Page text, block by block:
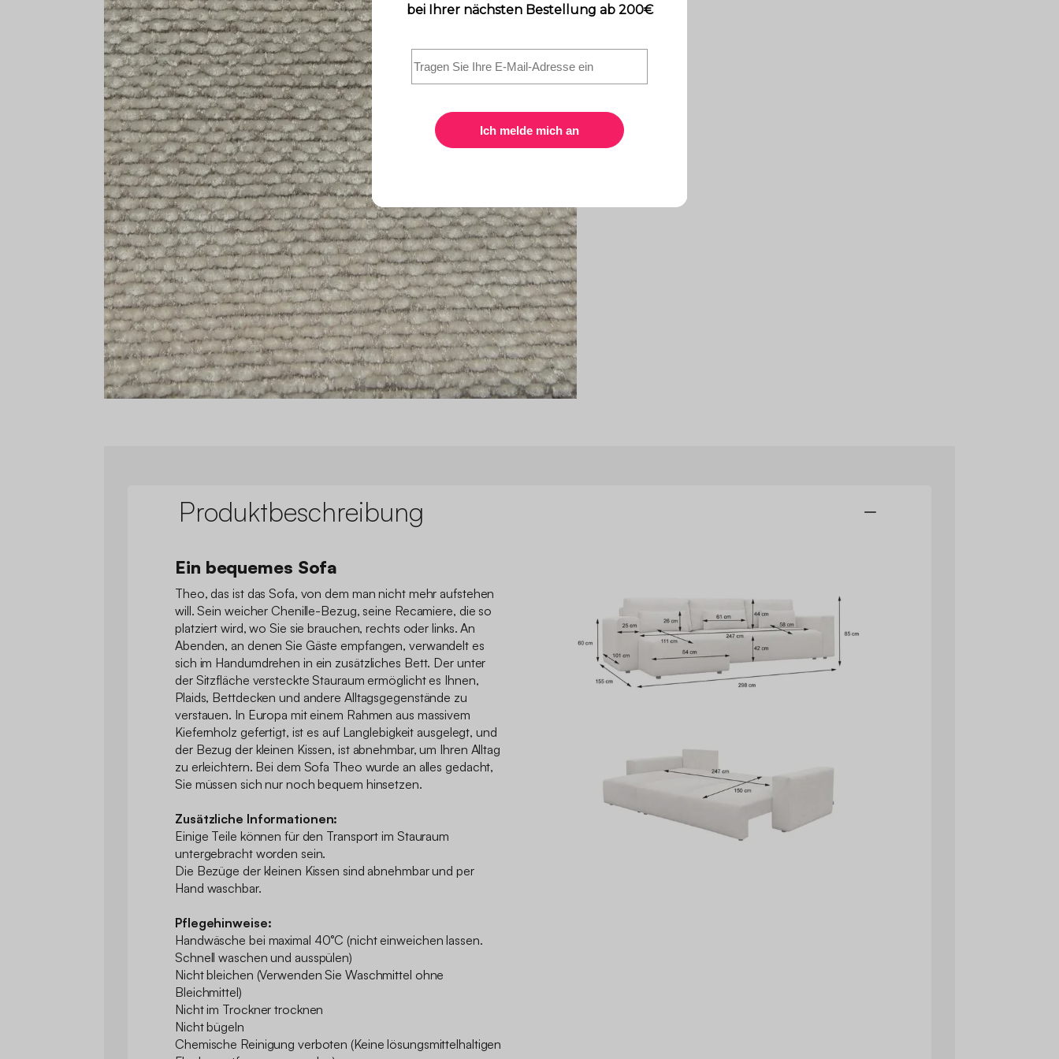
Produktbeschreibung
Ein bequemes Sofa
Theo, das ist das Sofa, von dem man nicht mehr aufstehen
will. Sein weicher Chenille-Bezug, seine Recamiere, die so
platziert wird, wo Sie sie brauchen, rechts oder links. An
Abenden, an denen Sie Gäste empfangen, verwandelt es
sich im Handumdrehen in ein zusätzliches Bett. Der unter
der Sitzfläche versteckte Stauraum ermöglicht es Ihnen,
Plaids, Bettdecken und andere Alltagsgegenstände zu
verstauen. In Europa mit einem Rahmen aus massivem
Kiefernholz gefertigt, ist es auf Langlebigkeit ausgelegt, und
der Bezug der kleinen Kissen, ist abnehmbar, um Ihren Alltag
zu erleichtern. Bei dem Sofa Theo wurde an alles gedacht,
Sie müssen sich nur noch bequem hinsetzen.
Zusätzliche Informationen:
Einige Teile können für den Transport im Stauraum
untergebracht worden sein.
Die Bezüge der kleinen Kissen sind abnehmbar und per
Hand waschbar.
Pflegehinweise:
Handwäsche bei maximal 40°C (nicht einweichen lassen.
Schnell waschen und ausspülen)
Nicht bleichen (Verwenden Sie Waschmittel ohne
Bleichmittel)
Nicht im Trockner trocknen
Nicht bügeln
Chemische Reinigung verboten (Keine lösungsmittelhaltigen